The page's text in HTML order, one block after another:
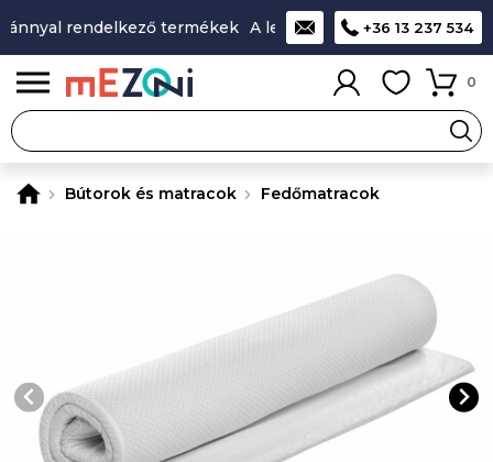
rendelkező termékek A legjobb design-minőség-ár
+36 13 237 534
0
Bútorok és matracok Fedőmatracok